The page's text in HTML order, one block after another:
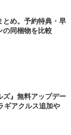
とめ。予約特典・早
の同梱物を比較
ズ』無料アップデー
ギアクルス追加や